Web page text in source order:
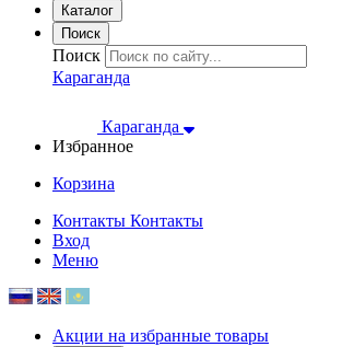
Каталог
Поиск
Поиск
Караганда
Караганда
Избранное
Корзина
Контакты Контакты
Вход
Меню
Акции на избранные товары